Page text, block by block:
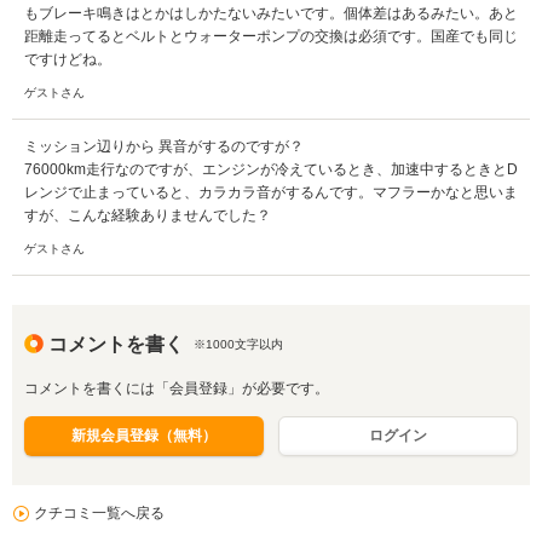
もブレーキ鳴きはとかはしかたないみたいです。個体差はあるみたい。あと
距離走ってるとベルトとウォーターポンプの交換は必須です。国産でも同じ
ですけどね。
ゲストさん
ミッション辺りから 異音がするのですが？
76000km走行なのですが、エンジンが冷えているとき、加速中するときとD
レンジで止まっていると、カラカラ音がするんです。マフラーかなと思いま
すが、こんな経験ありませんでした？
ゲストさん
コメントを書く ※1000文字以内
コメントを書くには「会員登録」が必要です。
新規会員登録（無料） ログイン
クチコミ一覧へ戻る